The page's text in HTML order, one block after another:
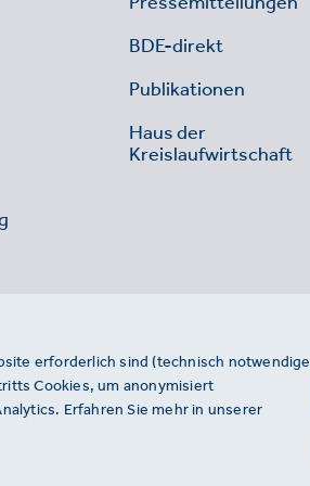
BDE-direkt
Publikationen
Haus der
Kreislaufwirtschaft
erforderlich sind (technisch notwendige
Cookies, um anonymisiert
Erfahren Sie mehr in unserer